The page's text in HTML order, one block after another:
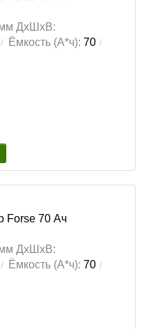
ДхШхВ:
Ёмкость (А*ч): 70
Forse 70 Ач
ДхШхВ:
Ёмкость (А*ч): 70